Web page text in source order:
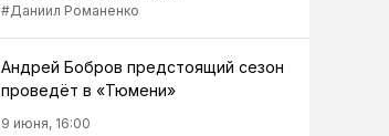
#Даниил Романенко
Андрей Бобров предстоящий сезон
проведёт в «Тюмени»
9 июня, 16:00